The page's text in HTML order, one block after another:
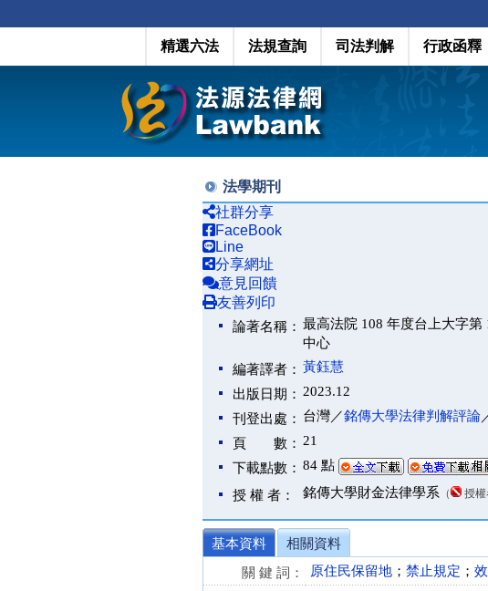
精選六法 法規查詢 司法判解 行政函釋
法學期刊
社群分享
FaceBook
Line
分享網址
意見回饋
友善列印
論著名稱： 最高法院 108 年度台上大字
中心
編著譯者： 黃鈺慧
出版日期： 2023.12
刊登出處： 台灣／銘傳大學法律判解評論
頁 數： 21
下載點數： 84 點
授 權 者：
銘傳大學財金法律學系 （ 授權
基本資料
相關資料
關 鍵 詞：
原住民保留地 ； 禁止規定 ；